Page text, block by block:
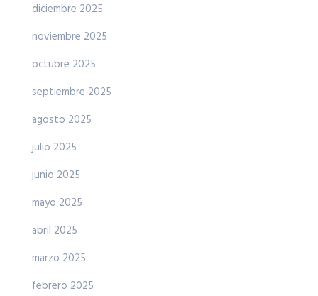
diciembre 2025
noviembre 2025
octubre 2025
septiembre 2025
agosto 2025
julio 2025
junio 2025
mayo 2025
abril 2025
marzo 2025
febrero 2025